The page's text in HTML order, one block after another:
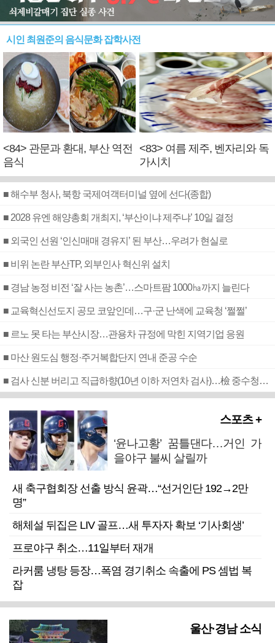
시인 최원준의 음식문화 잡학사전
<84> 관문과 환대, 부산 역전
음식
<83> 여름 제주, 벤자리와 독
가시치
■ 해수부 청사, 북항 국제여객터미널 옆에 선다(종합)
■ 2028 유엔 해양총회 개최지, ‘부산이냐 제주냐’ 10일 결정
■ 외국인 선원 ‘인신매매 경유지’ 된 부산…우려가 현실로
■ 비위 논란 부산TP, 외부인사 혁신위 설치
■ 경남 농정 비전 ‘잘 사는 농촌’…스마트팜 1000㏊까지 늘린다
■ 교육혁신선도지 공모 코앞인데…구·군 난색에 교육청 ‘쩔쩔’
■ 르노 못 타는 부산시장…관용차 규정에 막힌 지역기업 응원
■ 마산 원도심 행정·주거복합단지 연내 준공 수순
■ 검사 신분 버리고 직급하향(10년 이하 저연차 검사)…檢 중수청행 기피
스포츠 +
‘윤나고황’ 꿈틀댄다…거인 가
을야구 불씨 살릴까
새 축구협회장 선출 방식 윤곽…“선거인단 192→2만
명”
해체설 뒤집은 LIV 골프…새 투자자 확보 ‘기사회생’
프로야구 취소…11일부터 재개
라커룸 냉탕 등장…폭염 경기취소 속출에 PS 셈법 복
잡
울산·경남 소식